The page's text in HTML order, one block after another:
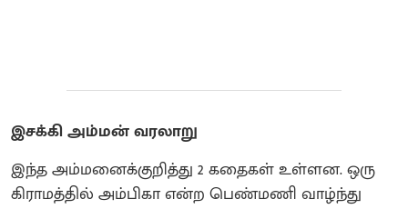
இசக்கி அம்மன் வரலாறு
இந்த அம்மனைக்குறித்து 2 கதைகள் உள்ளன. ஒரு
கிராமத்தில் அம்பிகா என்ற பெண்மணி வாழ்ந்து